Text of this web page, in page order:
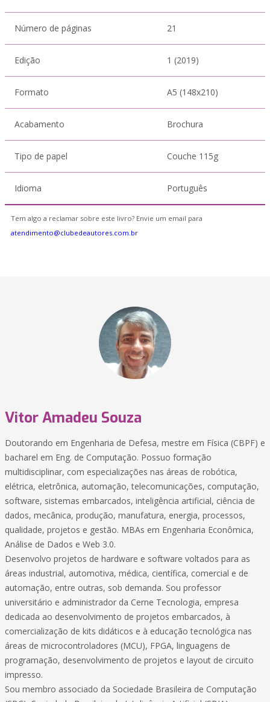
Número de páginas 21
Edição 1 (2019)
Formato A5 (148x210)
Acabamento Brochura
Tipo de papel Couche 115g
Idioma Português
Tem algo a reclamar sobre este livro? Envie um email para
atendimento@clubedeautores.com.br
Vitor Amadeu Souza
Doutorando em Engenharia de Defesa, mestre em Física (CBPF) e
bacharel em Eng. de Computação. Possuo formação
multidisciplinar, com especializações nas áreas de robótica,
elétrica, eletrônica, automação, telecomunicações, computação,
software, sistemas embarcados, inteligência artificial, ciência de
dados, mecânica, produção, manufatura, energia, processos,
qualidade, projetos e gestão. MBAs em Engenharia Econômica,
Análise de Dados e Web 3.0.
Desenvolvo projetos de hardware e software voltados para as
áreas industrial, automotiva, médica, científica, comercial e de
automação, entre outras, sob demanda. Sou professor
universitário e administrador da Cerne Tecnologia, empresa
dedicada ao desenvolvimento de projetos embarcados, à
comercialização de kits didáticos e à educação tecnológica nas
áreas de microcontroladores (MCU), FPGA, linguagens de
programação, desenvolvimento de projetos e layout de circuito
impresso.
Sou membro associado da Sociedade Brasileira de Computação